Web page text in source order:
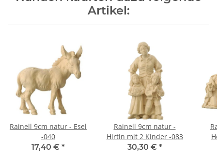
Artikel:
Rainell 9cm natur - Esel
-040
17,40 € *
Rainell 9cm natur -
Hirtin mit 2 Kinder -083
30,30 € *